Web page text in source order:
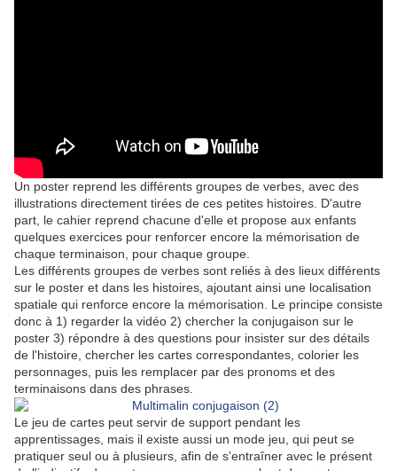
Un poster reprend les différents groupes de verbes, avec des
illustrations directement tirées de ces petites histoires. D'autre
part, le cahier reprend chacune d'elle et propose aux enfants
quelques exercices pour renforcer encore la mémorisation de
chaque terminaison, pour chaque groupe.
Les différents groupes de verbes sont reliés à des lieux différents
sur le poster et dans les histoires, ajoutant ainsi une localisation
spatiale qui renforce encore la mémorisation. Le principe consiste
donc à 1) regarder la vidéo 2) chercher la conjugaison sur le
poster 3) répondre à des questions pour insister sur des détails
de l'histoire, chercher les cartes correspondantes, colorier les
personnages, puis les remplacer par des pronoms et des
terminaisons dans des phrases.
Le jeu de cartes peut servir de support pendant les
apprentissages, mais il existe aussi un mode jeu, qui peut se
pratiquer seul ou à plusieurs, afin de s'entraîner avec le présent